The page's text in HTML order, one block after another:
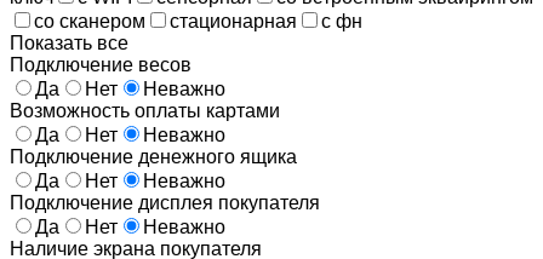
со сканером
стационарная
с фн
Показать все
Подключение весов
Да
Нет
Неважно
Возможность оплаты картами
Да
Нет
Неважно
Подключение денежного ящика
Да
Нет
Неважно
Подключение дисплея покупателя
Да
Нет
Неважно
Наличие экрана покупателя